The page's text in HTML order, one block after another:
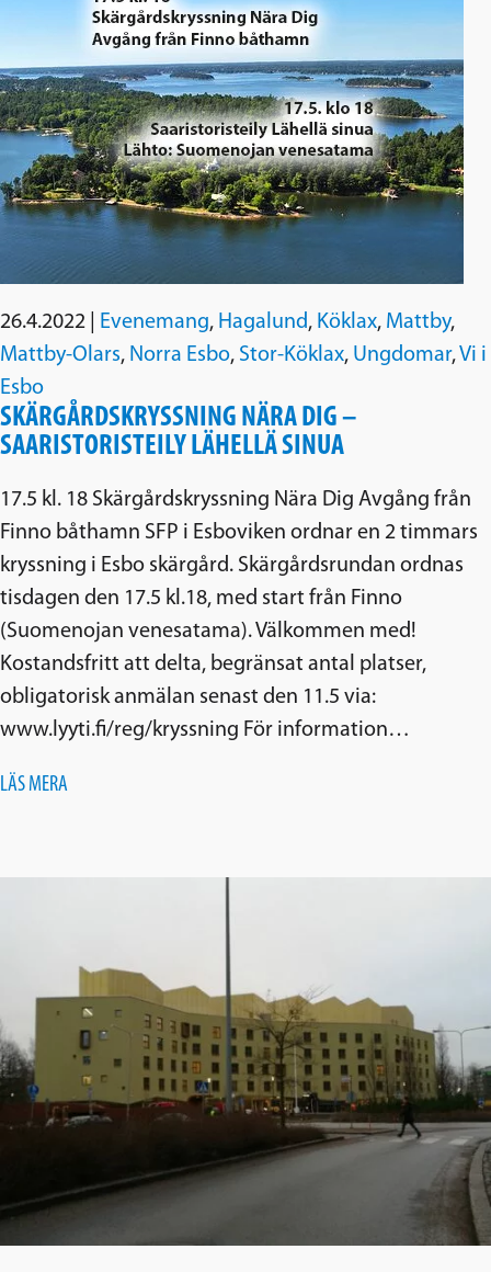
26.4.2022 Evenemang, Hagalund, Köklax, Mattby,
Mattby-Olars, Norra Esbo, Stor-Köklax, Ungdomar,Vi i
Esbo
SKÄRGÅRDSKRYSSNING NÄRA DIG –
SAARISTORISTEILY LÄHELLÄ SINUA
17.5 kl. 18 Skärgårdskryssning Nära Dig Avgång från
Finno båthamn SFP i Esboviken ordnar en 2 timmars
kryssning i Esbo skärgård. Skärgårdsrundan ordnas
tisdagen den 17.5 kl.18, med start från Finno
(Suomenojan venesatama). Välkommen med!
Kostandsfritt att delta, begränsat antal platser,
obligatorisk anmälan senast den 11.5 via:
www.lyyti.fi/reg/kryssning För information…
LÄS MERA